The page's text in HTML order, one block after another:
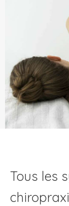
Tous les